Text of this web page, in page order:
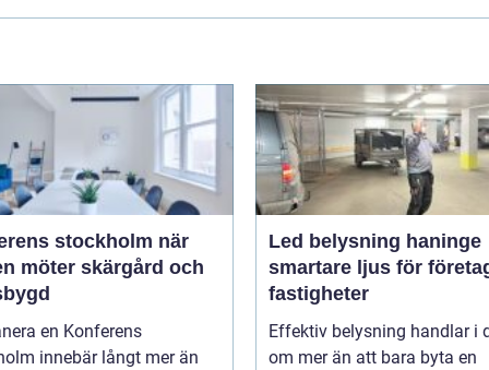
stockholm när
möter skärgård och
en Konferens
innebär långt mer än
Led belysning haninge
smartare ljus för
fastigheter
Effektiv belysning handlar i
om mer än att bara byta en